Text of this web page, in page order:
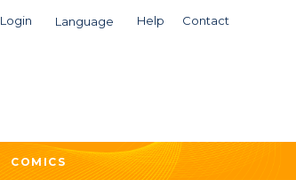
Login Language Help Contact
COMICS